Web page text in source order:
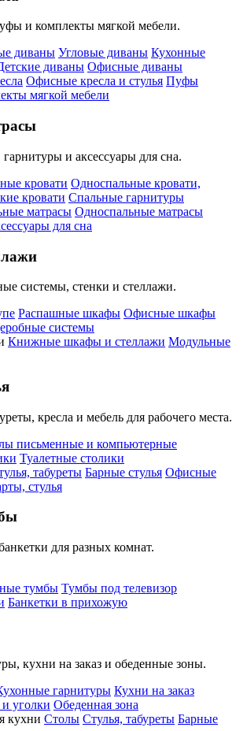
и комплекты мягкой мебели.
диваны Угловые диваны Кухонные
диваны Офисные диваны
Офисные кресла и стулья Пуфы
мягкой мебели
и аксессуары для сна.
кровати Односпальные кровати,
кровати Спальные гарнитуры
матрасы Односпальные матрасы
для сна
системы, стенки и стеллажи.
Распашные шкафы Офисные шкафы
системы
Книжные шкафы и стеллажи Модульные
кресла и мебель для рабочего места.
письменные и компьютерные
Туалетные столики
табуреты Барные стулья Офисные
стулья
для разных комнат.
тумбы Тумбы под телевизор
Банкетки в прихожую
кухни на заказ и обеденные зоны.
гарнитуры Кухни на заказ
уголки Обеденная зона
кухни Столы Стулья, табуреты Барные